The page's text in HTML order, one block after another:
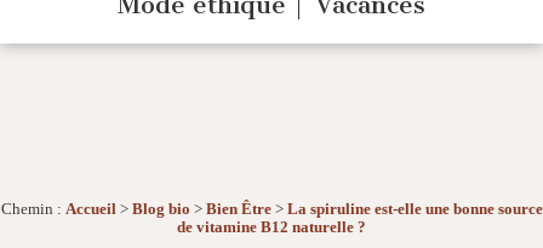
Chemin : Accueil> Blog bio > Bien Être> La spiruline est-elle une bonne source
de vitamine B12 naturelle ?